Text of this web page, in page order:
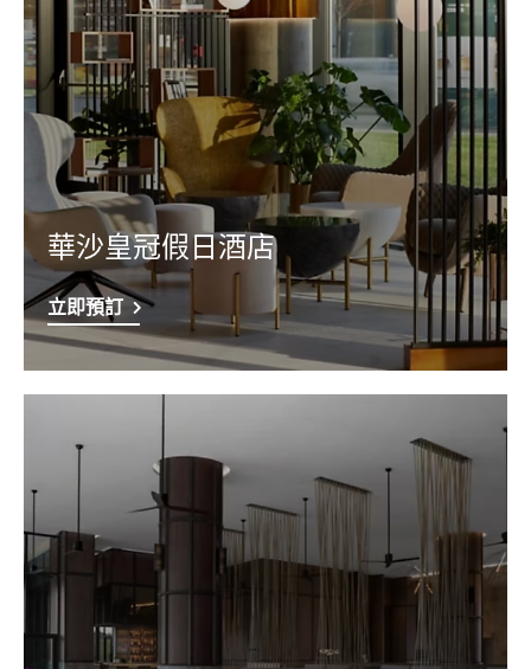
華沙皇冠假日酒店
立即預訂